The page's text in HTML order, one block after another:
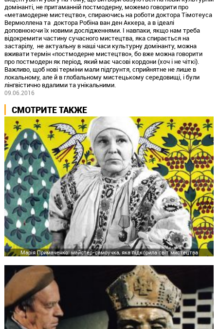
домінанті, не притаманній постмодерну, можемо говорити про
«метамодерне мистецтво», спираючись на роботи доктора Тімотеуса
Вермюллена та доктора Робіна ван ден Аккера, а в ідеалі
доповнюючи їх новими дослідженнями. І навпаки, якщо нам треба
відокремити частину сучасного мистецтва, яка спирається на
застарілу, не актуальну в наші часи культурну домінанту, можна
вживати термін «постмодерне мистецтво», бо вже можна говорити
про постмодерн як період, який має часові кордони (хоч і не чіткі).
Важливо, щоб нові терміни мали підґрунтя, сприйнятне не лише в
локальному, але й в глобальному мистецькому середовищі, і були
лінгвістично вдалими та унікальними.
09.06.2016
СМОТРИТЕ ТАКЖЕ
Марія Примаченко: майстер-самоучка, яка підкорила світ мистецтва